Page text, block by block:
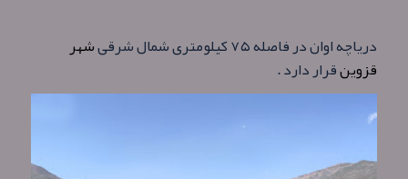
درياچه اوان در فاصله ۷۵ کيلومتری شمال شرقی
شهر
قزوينقرار دارد .